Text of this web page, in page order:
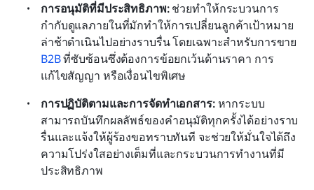
การอนุมัติที่มีประสิทธิภาพ: ช่วยทำให้กระบวนการ
กำกับดูแลภายในที่มักทำให้การเปลี่ยนลูกค้าเป้าหมาย
B2B ที่ซับซ้อนซึ่งต้องการข้อยกเว้นด้านราคา การ
แก้ไขสัญญา หรือเงื่อนไขพิเศษ
การปฏิบัติตามและการจัดทำเอกสาร: หากระบบ
สามารถบันทึกผลลัพธ์ของคำอนุมัติทุกครั้งได้อย่างราบ
รื่นและแจ้งให้ผู้ร้องขอทราบทันที จะช่วยให้มั่นใจได้ถึง
ความโปร่งใสอย่างเต็มที่และกระบวนการทำงานที่มี
ประสิทธิภาพ